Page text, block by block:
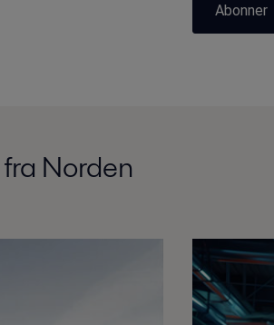
Abonner
Norden